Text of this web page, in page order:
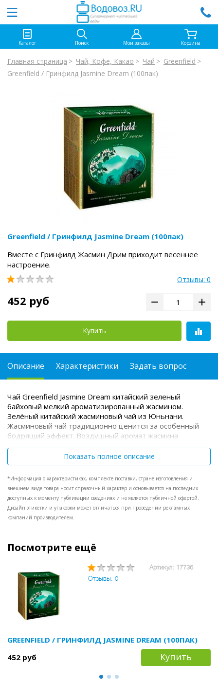
Каталог Поиск Мои заказы Корзина
Главная страница Чай, Кофе, Какао Чай
Greenfield
Greenfield / Гринфилд Jasmine Dream (100пак)
Greenfield / Гринфилд Jasmine Dream (100пак)
Вместе с Гринфилд Жасмин Дрим приходит весеннее
настроение.
Отзывы: 0
452 руб
Купить
Описание Характеристики Задать вопрос
Чай Greenfield Jasmine Dream китайский зеленый
байховый мелкий ароматизированный жасмином.
Зелёный китайский жасминовый чай из Юньнани.
Жасминовый чай традиционно ценится за особенный
бодрящий эффект. Воздушный аромат жасмина
подчеркивает чистый освежающий вкус благородного
чая из провинции Юньнань. Чай Greenfield - Мир не
меняется. Меняет настроение. Состав: чай зеленый
байховый, натуральный ароматизатор - лепестки
жасмина.
Показать полное описание
*Информация о характеристиках, комплекте поставки, стране изготовления и
внешнем виде товара носит справочный характер и основывается на последних
доступных к моменту публикации сведениях и не является публичной офертой.
Дизайн этикетки и упаковки может отличаться при проведении рекламных
компаний производителем.
Посмотрите ещё
Артикул: 17736
Отзывы: 0
GREENFIELD / ГРИНФИЛД JASMINE DREAM (100ПАК)
452 руб
Купить